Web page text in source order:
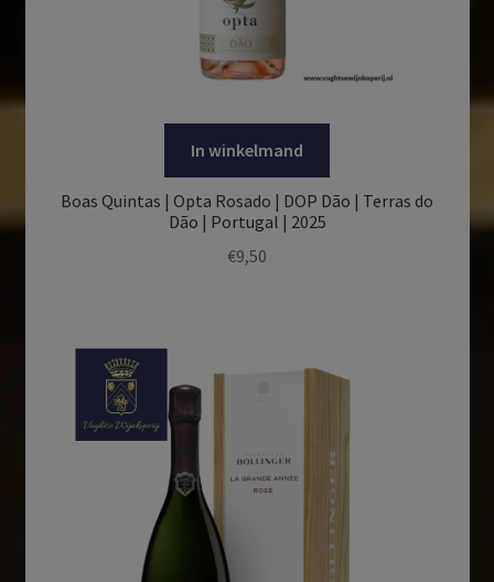
In winkelmand
Boas Quintas | Opta Rosado | DOP Dão | Terras do
Dão | Portugal | 2025
€9,50